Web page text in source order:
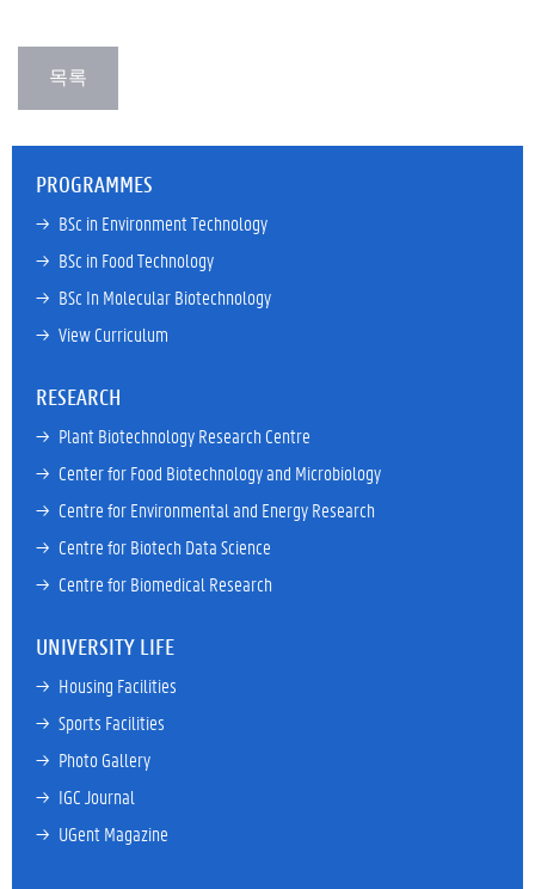
PROGRAMMES
→ BSc in Environment Technology
→ BSc in Food Technology
→ BSc In Molecular Biotechnology
→ View Curriculum
RESEARCH
→ Plant Biotechnology Research Centre
→ Center for Food Biotechnology and Microbiology
→ Centre for Environmental and Energy Research
→ Centre for Biotech Data Science
→ Centre for Biomedical Research
UNIVERSITY LIFE
→ Housing Facilities
→ Sports Facilities
→ Photo Gallery
→ IGC Journal
→ UGent Magazine